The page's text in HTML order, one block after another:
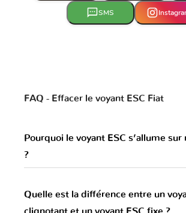
SMS
FAQ - Effacer le voyant ESC Fiat
Pourquoi le voyant ESC s’allume sur
?
Quelle est la différence entre un